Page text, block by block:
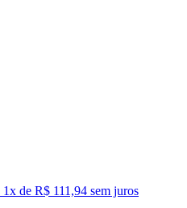
1x de R$ 111,94 sem juros